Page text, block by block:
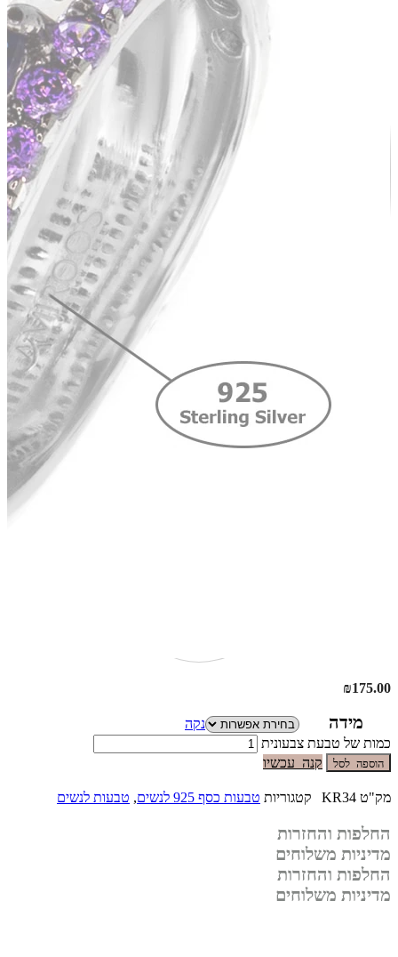
₪175.00
מידה
נקה
כמות של טבעת צבעונית
הוספה לסל קנה עכשיו
מק"ט KR34 קטגוריות טבעות כסף 925 לנשים , טבעות לנשים
החלפות והחזרות
מדיניות משלוחים
החלפות והחזרות
מדיניות משלוחים